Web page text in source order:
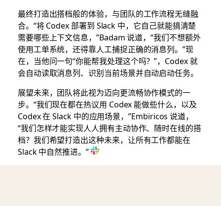
最终打造出搭档般的体验，与团队的工作流程无缝融
合。“将 Codex 部署到 Slack 中，它自己就能搞清楚
需要哪些上下文信息，”Badam 说道，“我们不想额外
使用工单系统，还得靠人工捕捉正确的消息列。”现
在，当他问一句“你能帮我处理这个吗？”，Codex 就
会自动读取消息列、识别当前场景并自动启动任务。
展望未来，团队将此视为迈向更流畅协作模式的一
步。“我们现在都在热议用 Codex 能做些什么，以及
Codex 在 Slack 中的应用场景，”Embiricos 说道，
“我们怎样才能实现人人拥有主动协作、随时在线的搭
档？我们希望打造出这种未来，让所有工作都能在
Slack 中自然推进。”